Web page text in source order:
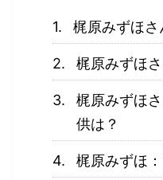
梶原みずほ
梶原みずほ
梶原みずほ
供は？
梶原みずほ